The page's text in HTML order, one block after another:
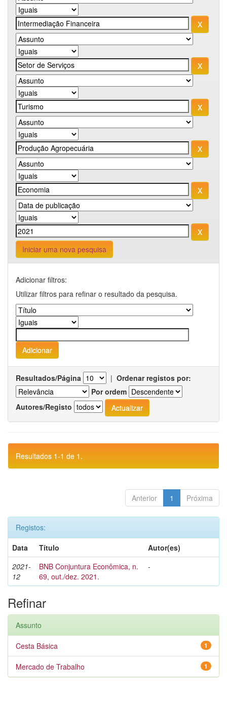
Iniciar uma nova pesquisa
Adicionar filtros:
Utilizar filtros para refinar o resultado da pesquisa.
Resultados/Página | Ordenar registos por:
Por ordem
Autores/Registo
Resultados 1-1 de 1.
Anterior 1 Próxima
Registos:
Data
Título
Autor(es)
2021-
12
BNB Conjuntura Econômica, n.
69, out./dez. 2021.
-
Refinar
Assunto
1
Cesta Básica
1
Mercado de Trabalho